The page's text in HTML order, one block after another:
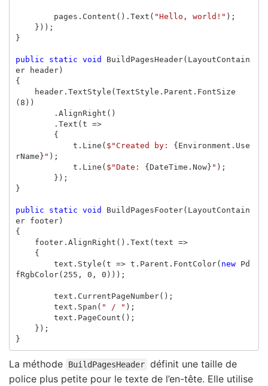
pages . Content (). Text ( "Hello, world!" );
}));
}
public static void BuildPagesHeader( LayoutContain
er
header)
{
header. TextStyle ( TextStyle . Parent . FontSize
( 8 ))
. AlignRight ()
. Text ( t =>
{
t . Line ( $"Created by: { Environment . Use
rName } " );
t . Line ( $"Date: { DateTime . Now} " );
});
}
public static void BuildPagesFooter( LayoutContain
er
footer)
{
footer. AlignRight (). Text ( text =>
{
text . Style ( t => t . Parent . FontColor( new
Pd
fRgbColor( 255 , 0 , 0 )));
text . CurrentPageNumber();
text . Span ( " / " );
text . PageCount ();
});
}
La méthode BuildPagesHeader définit une taille de
police plus petite pour le texte de l’en-tête. Elle utilise